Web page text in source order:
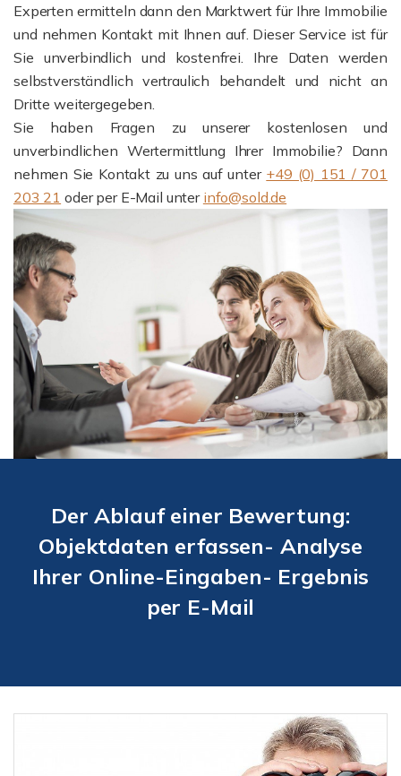
Experten ermitteln dann den Marktwert für Ihre Immobilie
und nehmen Kontakt mit Ihnen auf. Dieser Service ist für
Sie unverbindlich und kostenfrei. Ihre Daten werden
selbstverständlich vertraulich behandelt und nicht an
Dritte weitergegeben.
Sie haben Fragen zu unserer kostenlosen und
unverbindlichen Wertermittlung Ihrer Immobilie? Dann
nehmen Sie Kontakt zu uns auf unter +49 (0) 151 / 701
203 21 oder per E-Mail unter info@sold.de
Der Ablauf einer Bewertung:
Objektdaten erfassen- Analyse
Ihrer Online-Eingaben- Ergebnis
per E-Mail